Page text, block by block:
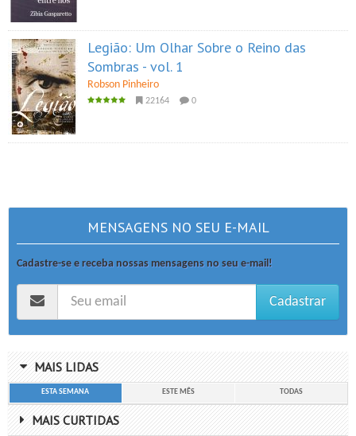
Legião: Um Olhar Sobre o Reino das
Sombras - vol. 1
Robson Pinheiro
22164 0
MENSAGENS NO SEU E-MAIL
Cadastre-se e receba nossas mensagens no seu e-mail!
Cadastrar
MAIS LIDAS
ESTA SEMANA ESTE MÊS TODAS
MAIS CURTIDAS